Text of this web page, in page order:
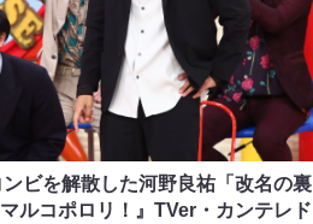
ビを解散した河野良祐「改名の裏
ルコポロリ！』TVer・カンテレド